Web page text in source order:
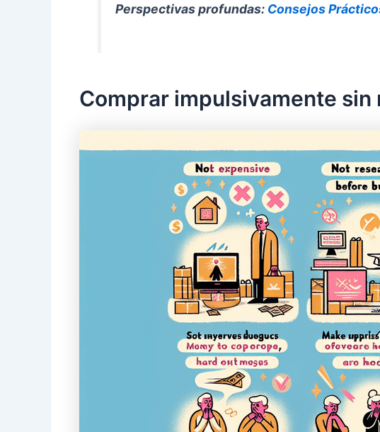
Perspectivas profundas: Consejos
Comprar impulsivamente sin